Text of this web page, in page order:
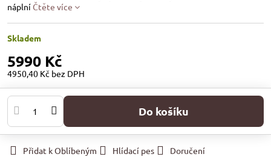
náplníČtěte více
Skladem
5990 Kč
4950,40 Kč bez DPH
Do košíku
Přidat k Oblíbeným Hlídací pes
Doručení